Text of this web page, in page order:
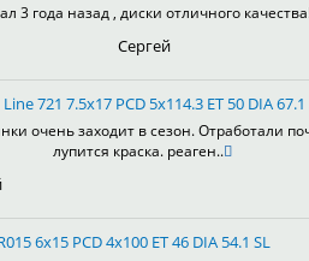
3 года назад , диски отличного
Сергей
721 7.5x17 PCD 5x114.3 ET 50 DIA 67.1
очень заходит в сезон. Отработали
лупится краска. реаген..
6x15 PCD 4x100 ET 46 DIA 54.1 SL